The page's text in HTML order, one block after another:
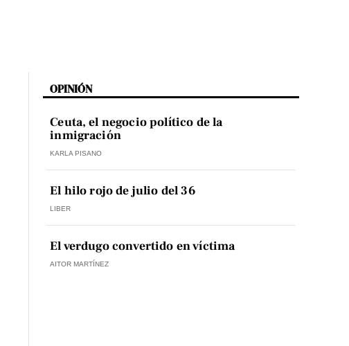
OPINIÓN
Ceuta, el negocio político de la
inmigración
KARLA PISANO
El hilo rojo de julio del 36
LIBER
El verdugo convertido en víctima
AITOR MARTÍNEZ